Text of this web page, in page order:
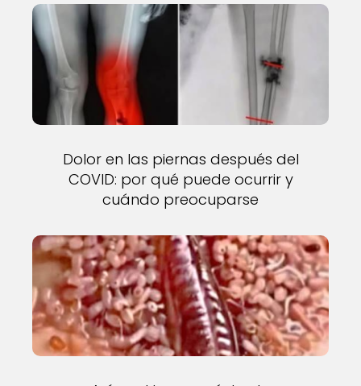
Dolor en las piernas después del
COVID: por qué puede ocurrir y
cuándo preocuparse